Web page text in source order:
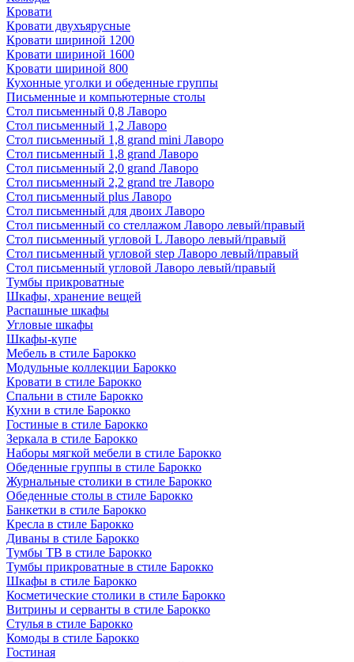
Кровати
Кровати двухъярусные
Кровати шириной 1200
Кровати шириной 1600
Кровати шириной 800
Кухонные уголки и обеденные группы
Письменные и компьютерные столы
Стол письменный 0,8 Лаворо
Стол письменный 1,2 Лаворо
Стол письменный 1,8 grand mini Лаворо
Стол письменный 1,8 grand Лаворо
Стол письменный 2,0 grand Лаворо
Стол письменный 2,2 grand tre Лаворо
Стол письменный plus Лаворо
Стол письменный для двоих Лаворо
Стол письменный со стеллажом Лаворо левый/правый
Стол письменный угловой L Лаворо левый/правый
Стол письменный угловой step Лаворо левый/правый
Стол письменный угловой Лаворо левый/правый
Тумбы прикроватные
Шкафы, хранение вещей
Распашные шкафы
Угловые шкафы
Шкафы-купе
Мебель в стиле Барокко
Модульные коллекции Барокко
Кровати в стиле Барокко
Спальни в стиле Барокко
Кухни в стиле Барокко
Гостиные в стиле Барокко
Зеркала в стиле Барокко
Наборы мягкой мебели в стиле Барокко
Обеденные группы в стиле Барокко
Журнальные столики в стиле Барокко
Обеденные столы в стиле Барокко
Банкетки в стиле Барокко
Кресла в стиле Барокко
Диваны в стиле Барокко
Тумбы ТВ в стиле Барокко
Тумбы прикроватные в стиле Барокко
Шкафы в стиле Барокко
Косметические столики в стиле Барокко
Витрины и серванты в стиле Барокко
Стулья в стиле Барокко
Комоды в стиле Барокко
Гостиная